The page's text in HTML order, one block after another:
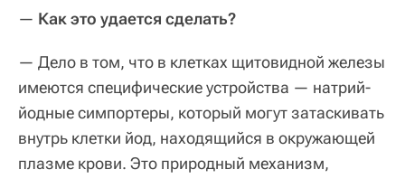
— Как это удается сделать?
— Дело в том, что в клетках щитовидной железы
имеются специфические устройства — натрий-
йодные симпортеры, который могут затаскивать
внутрь клетки йод, находящийся в окружающей
плазме крови. Это природный механизм,